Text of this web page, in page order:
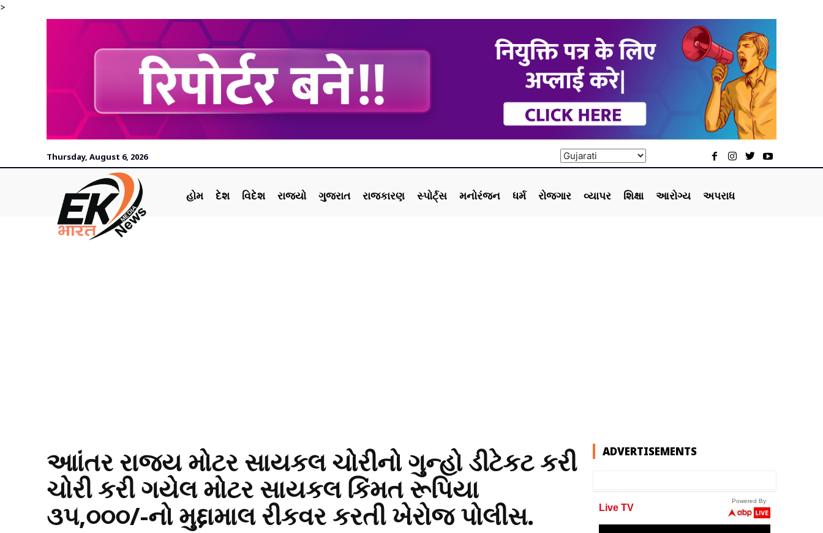
>
Thursday, August 6, 2026
હોમ દેશ વિદેશ રાજ્યો ગુજરાત રાજકારણ સ્પોર્ટ્સ મનોરંજન ધર્મ રોજગાર વ્યાપર શિક્ષા આરોગ્ય અપરાધ
આાંતર રાજય મોટર સાયકલ ચોરીનો ગુન્હો ડીટેકટ કરી
ચોરી કરી ગયેલ મોટર સાયકલ કિંમત રૂપિયા
૩૫,૦૦૦/-નો મુદ્દામાલ રીકવર કરતી ખેરોજ પોલીસ.
ADVERTISEMENTS